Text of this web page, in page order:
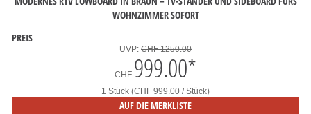
WOHNZIMMER SOFORT
PREIS
UVP: CHF 1250.00
CHF 999.00*
1 Stück (CHF 999.00 / Stück)
AUF DIE MERKLISTE